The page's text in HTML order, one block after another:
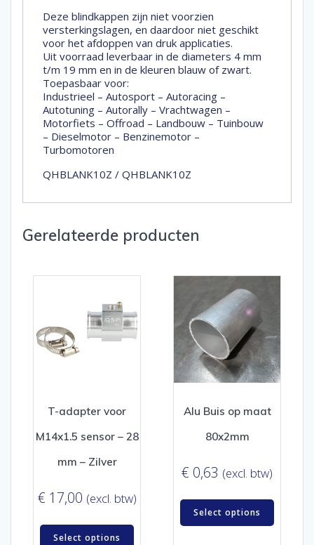
Deze blindkappen zijn niet voorzien
versterkingslagen, en daardoor niet geschikt
voor het afdoppen van druk applicaties.
Uit voorraad leverbaar in de diameters 4 mm
t/m 19 mm en in de kleuren blauw of zwart.
Toepasbaar voor:
Industrieel – Autosport – Autoracing –
Autotuning – Autorally – Vrachtwagen –
Motorfiets – Offroad – Landbouw – Tuinbouw
– Dieselmotor – Benzinemotor –
Turbomotoren
QHBLANK10Z / QHBLANK10Z
Gerelateerde producten
T-adapter voor
M14x1.5 sensor – 28
mm – Zilver
€ 17,00 (excl. btw)
Select options
Alu Buis op maat
80x2mm
€ 0,63 (excl. btw)
Select options